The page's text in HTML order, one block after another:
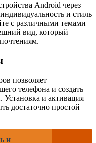
Android через
и стиль
с различными темами
вид, который
позволяет
телефона и создать
Установка и активация
достаточно простой
и